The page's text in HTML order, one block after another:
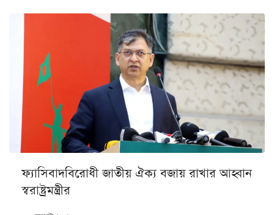
ফ্যাসিবাদবিরোধী জাতীয় ঐক্য বজায় রাখার আহ্বান
স্বরাষ্ট্রমন্ত্রীর